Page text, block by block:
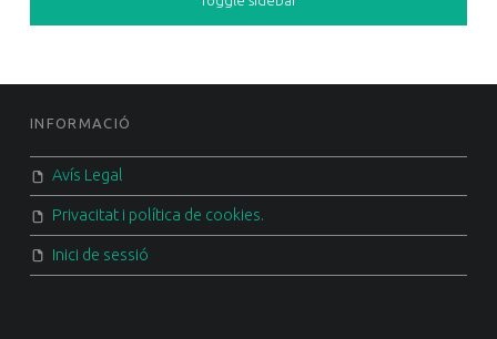
FOOTER SIDEBAR
INFORMACIÓ
Avís Legal
Privacitat i política de cookies.
Inici de sessió